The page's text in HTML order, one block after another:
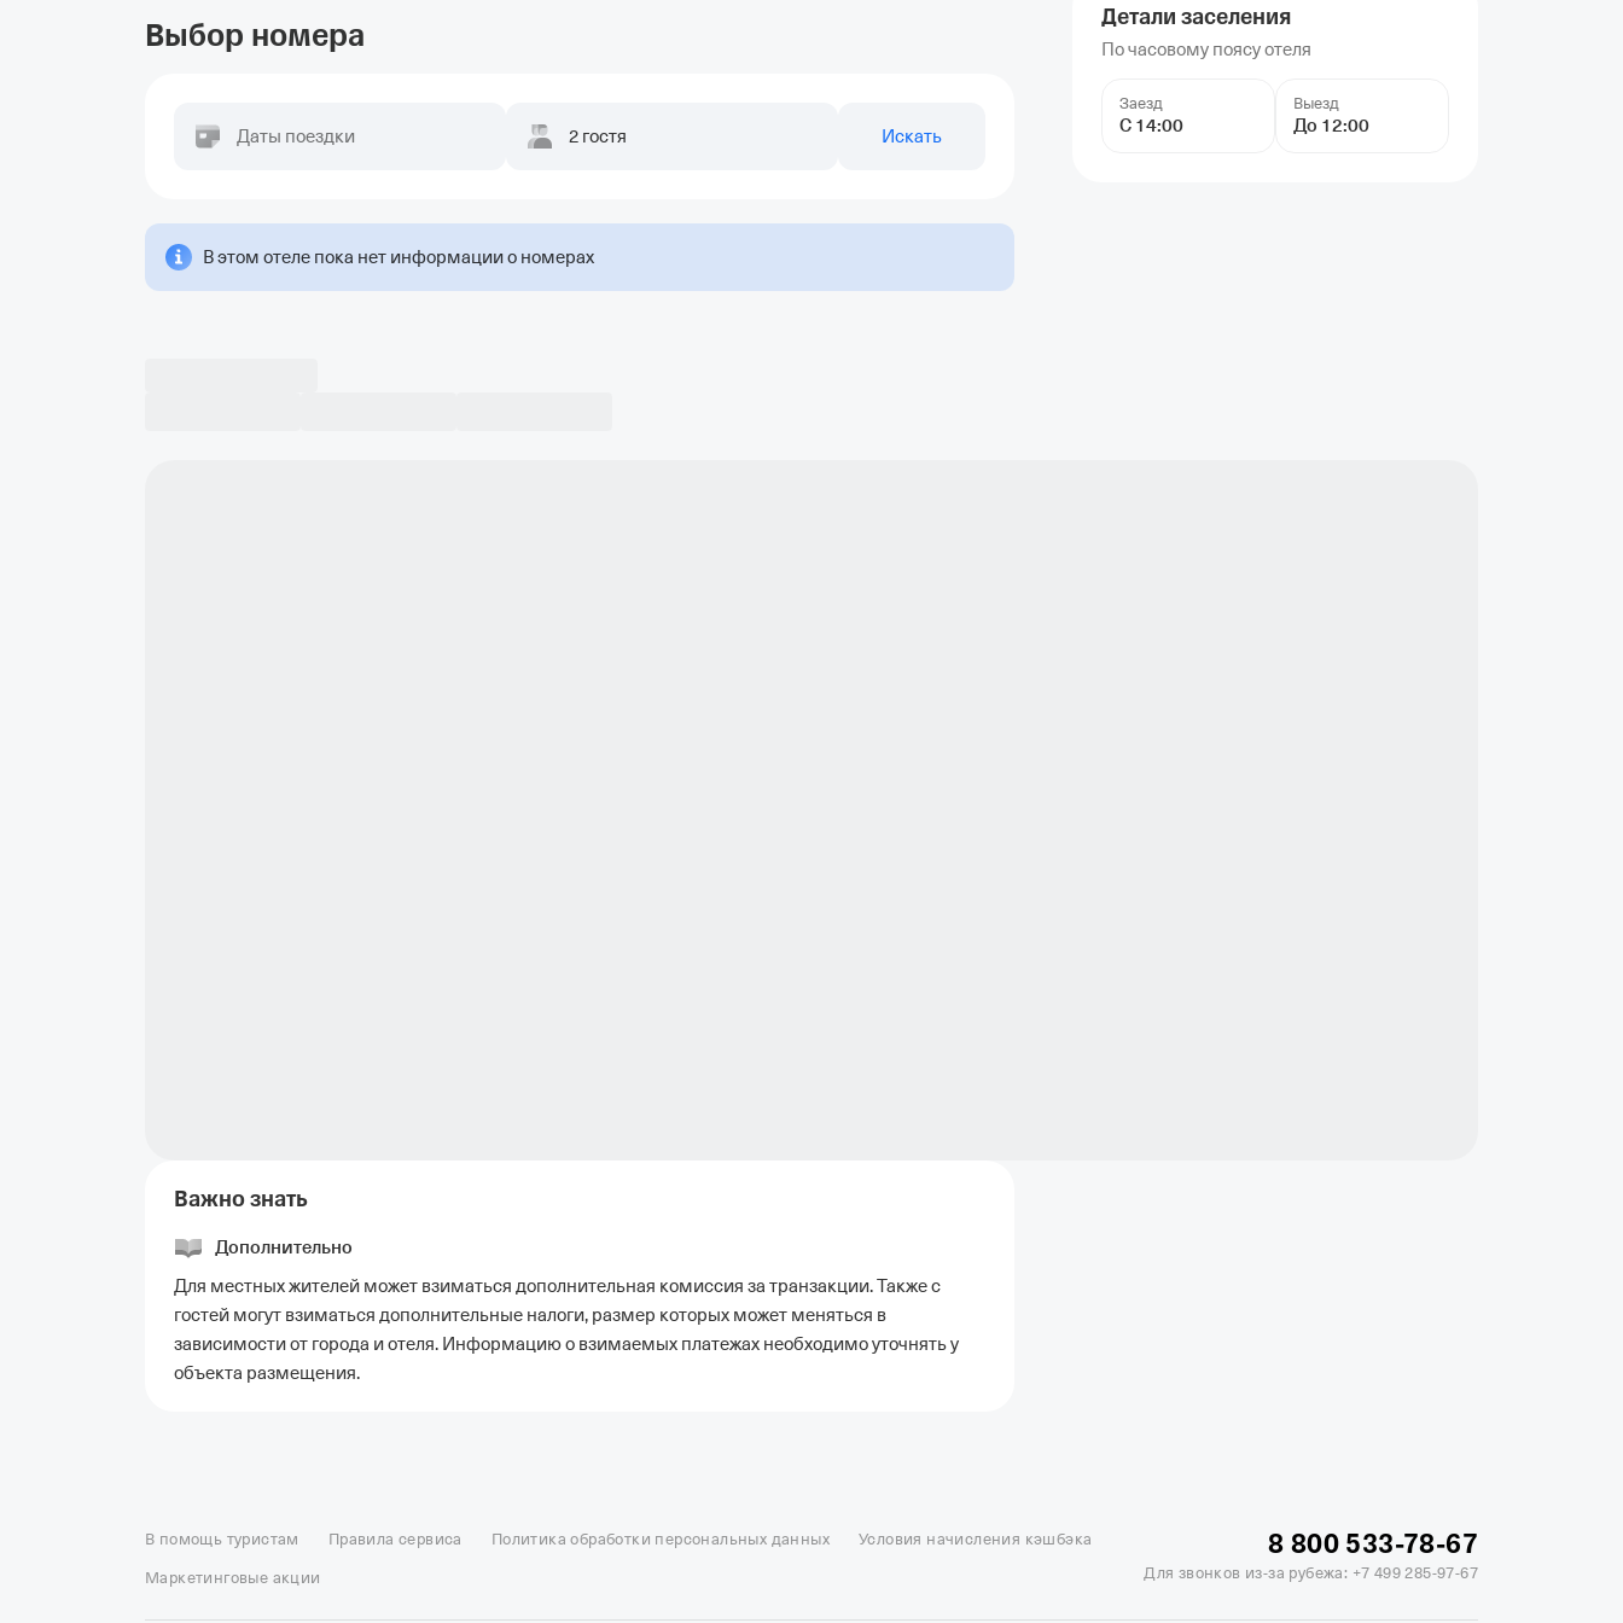
Детали заселения
По часовому поясу отеля
Заезд
С 14:00
Выезд
До 12:00
Выбор номера
Даты поездки 2 гостя Искать
В этом отеле пока нет информации о номерах
Важно знать
Дополнительно
Для местных жителей может взиматься дополнительная комиссия за транзакции. Также с
гостей могут взиматься дополнительные налоги, размер которых может меняться в
зависимости от города и отеля. Информацию о взимаемых платежах необходимо уточнять у
объекта размещения.
Отель Космос в Москве
Отель Президент Отель Рэдиссон в Сочи Отель Гринвуд Отель Soluxe в Москве
Отель Измайлово Альфа
Отели в Сочи Отели в Ярославле Отели в Абхазии Отели в Сортавале Еще
В помощь туристам Правила сервиса Политика обработки персональных данных Условия начисления кэшбэка
Маркетинговые акции
8 800 533-78-67
Для звонков из-за рубежа: +7 499 285-97-67